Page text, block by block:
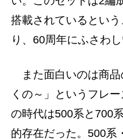
搭載されているとい
り、60周年にふさわ
また面白いのは商品
くの～」というフレ
の時代は500系と700
的存在だった。500系